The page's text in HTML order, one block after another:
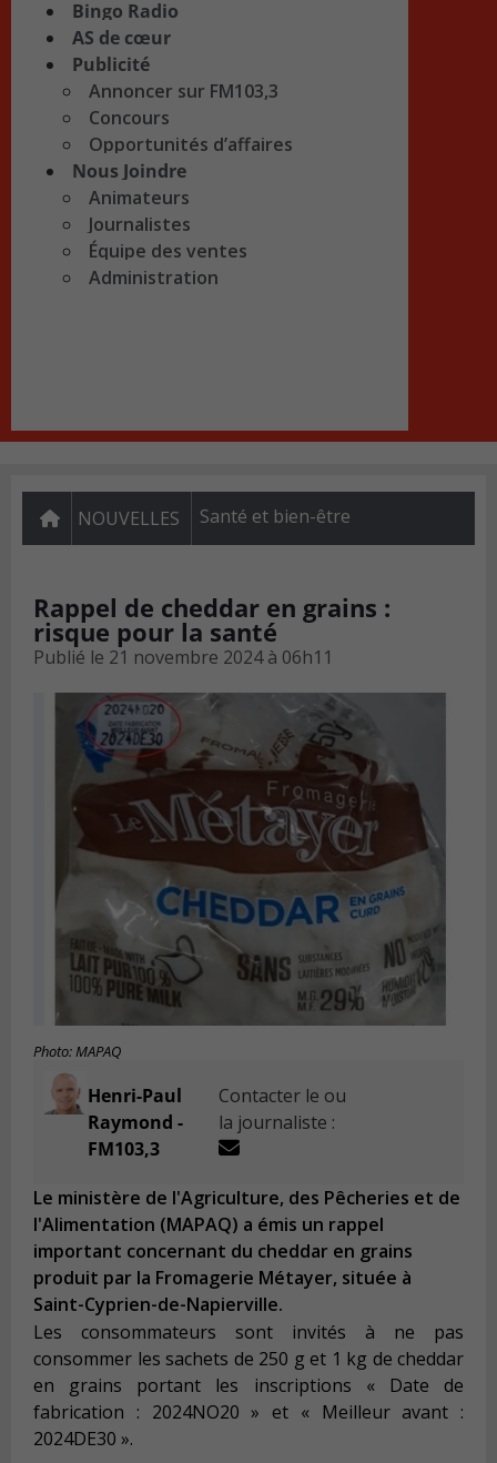
Bingo Radio
AS de cœur
Publicité
Annoncer sur FM103,3
Concours
Opportunités d’affaires
Nous Joindre
Animateurs
Journalistes
Équipe des ventes
Administration
NOUVELLES Santé et bien-être
Rappel de cheddar en grains :
risque pour la santé
Publié le 21 novembre 2024 à 06h11
Photo: MAPAQ
Henri-Paul
Raymond -
FM103,3
Contacter le ou
la journaliste :
Le ministère de l'Agriculture, des Pêcheries et de
l'Alimentation (MAPAQ) a émis un rappel
important concernant du cheddar en grains
produit par la Fromagerie Métayer, située à
Saint-Cyprien-de-Napierville.
Les consommateurs sont invités à ne pas
consommer les sachets de 250 g et 1 kg de cheddar
en grains portant les inscriptions « Date de
fabrication : 2024NO20 » et « Meilleur avant :
2024DE30 ».